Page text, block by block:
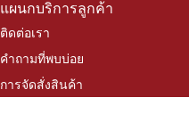
แผนกบริการลูกค้า
ติดต่อเรา
คำถามที่พบบ่อย
การจัดสั่งสินค้า